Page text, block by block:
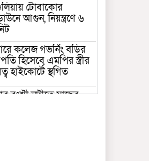
টোবাকোর
আগুন, নিয়ন্ত্রণে ৬
কলেজ গভর্নিং বডির
হিসেবে এমপির স্ত্রীর
হাইকোর্টে স্থগিত
বংশী নদীতে মাছের